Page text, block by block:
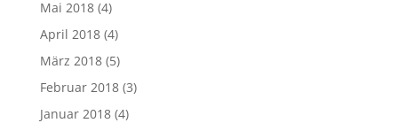
Mai 2018(4)
April 2018(4)
März 2018(5)
Februar 2018(3)
Januar 2018(4)